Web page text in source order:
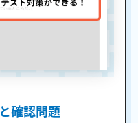
確認問題